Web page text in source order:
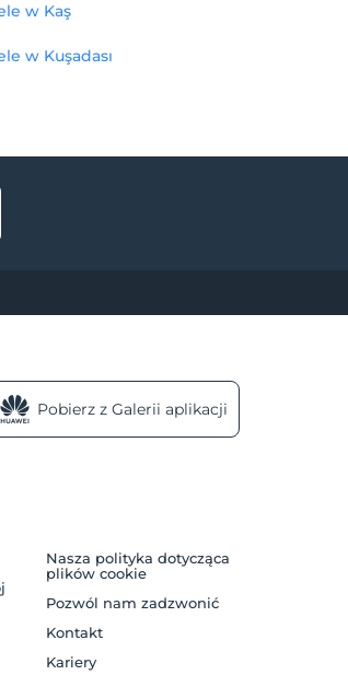
w Kaş
w Kuşadası
Pobierz z Galerii aplikacji
Nasza polityka dotycząca
plików cookie
Pozwól nam zadzwonić
Kontakt
Kariery